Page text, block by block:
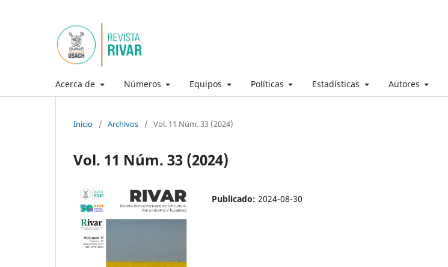
Acerca de Números Equipos Políticas Estadísticas Autores
Inicio / Archivos / Vol. 11 Núm. 33 (2024)
Vol. 11 Núm. 33 (2024)
Publicado: 2024-08-30